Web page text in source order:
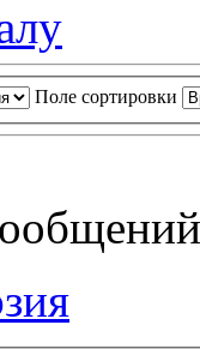
Поле сортировки